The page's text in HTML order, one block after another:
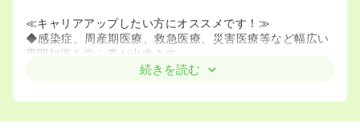
≪キャリアアップしたい方にオススメです！≫
◆感染症、周産期医療、救急医療、災害医療等など幅広い
専門知識を学ぶ事が出来ます。
◆国際医療福祉大学の大学院では特定行為看護養成分野、
プ、キャリアアップの形成がし易い環境です。
続きを読む